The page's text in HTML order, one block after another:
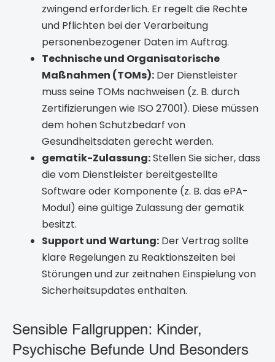
zwingend erforderlich. Er regelt die Rechte
und Pflichten bei der Verarbeitung
personenbezogener Daten im Auftrag.
Technische und Organisatorische
Maßnahmen (TOMs): Der Dienstleister
muss seine TOMs nachweisen (z. B. durch
Zertifizierungen wie ISO 27001). Diese müssen
dem hohen Schutzbedarf von
Gesundheitsdaten gerecht werden.
gematik-Zulassung:Stellen Sie sicher, dass
die vom Dienstleister bereitgestellte
Software oder Komponente (z. B. das ePA-
Modul) eine gültige Zulassung der gematik
besitzt.
Support und Wartung: Der Vertrag sollte
klare Regelungen zu Reaktionszeiten bei
Störungen und zur zeitnahen Einspielung von
Sicherheitsupdates enthalten.
Sensible Fallgruppen: Kinder,
Psychische Befunde Und Besonders